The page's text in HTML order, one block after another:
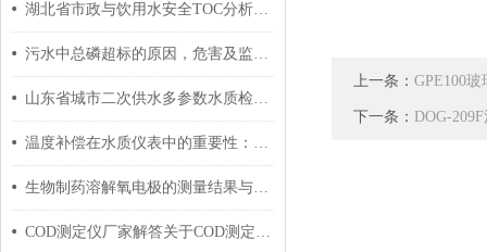
湖北省市政与饮用水安全TOC分析仪应用探讨
污水中总磷超标的原因，危害及监测方法
山东省城市二次供水多参数水质检测仪数据管理与分析模板
温度补偿在水质仪表中的重要性：pH计与电导率仪应用攻略
生物制药溶解氧电极的测量结果与生物制药过程的关系
COD测定仪厂家解答关于COD测定的几个问题
上一条： GPE100
下一条： DOG-